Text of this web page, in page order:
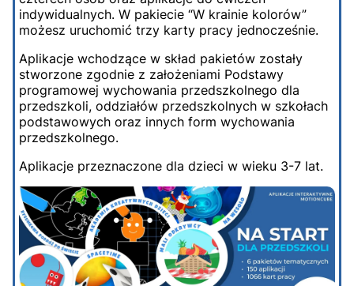
indywidualnych. W pakiecie “W krainie kolorów”
możesz uruchomić trzy karty pracy jednocześnie.
Aplikacje wchodzące w skład pakietów zostały
stworzone zgodnie z założeniami Podstawy
programowej wychowania przedszkolnego dla
przedszkoli, oddziałów przedszkolnych w szkołach
podstawowych oraz innych form wychowania
przedszkolnego.
Aplikacje przeznaczone dla dzieci w wieku 3-7 lat.